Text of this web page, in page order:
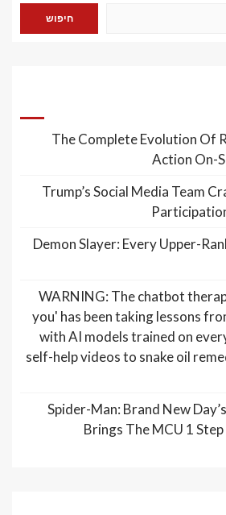
חיפוש
The Complete Evolution Of
Action On-
Trump’s Social Media Team
Demon Slayer: Every Upper-
WARNING: The chatbot
you' has been taking lessons
with AI models trained on
self-help videos to snake oil
Spider-Man: Brand New
Brings The MCU 1